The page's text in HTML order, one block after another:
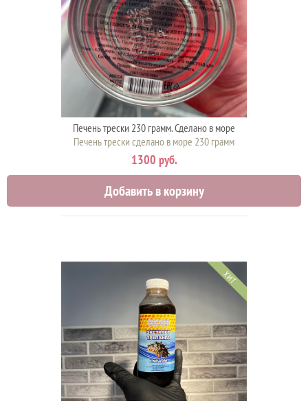
Печень трески 230 грамм. Сделано в море
Печень трески сделано в море 230 грамм
1300 руб.
Добавить в корзину
ХИТ